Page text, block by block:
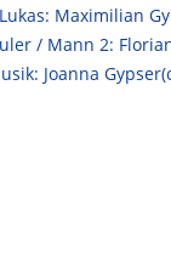
Maximilian
/ Mann 2:
Joanna